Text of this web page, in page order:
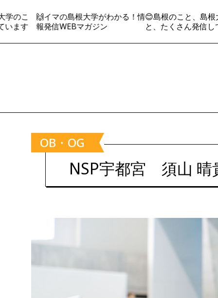
こ
す
🙌イマの島根大学がわかる！情
報発信WEBマガジン
😊島根のこと、島根大
と、たくさん発信して
OB・OG
NSP宇都宮 須山 晴